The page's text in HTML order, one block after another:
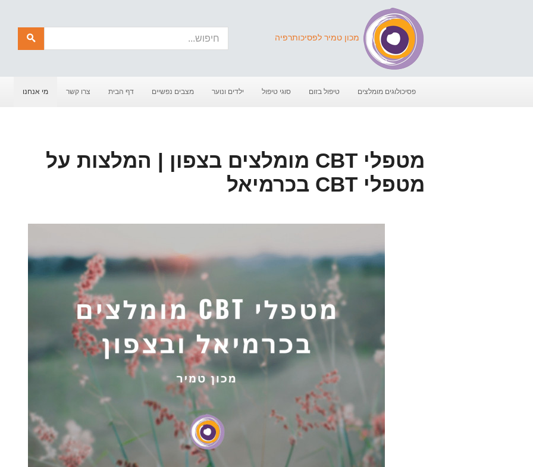
מכון טמיר לפסיכותרפיה
חיפוש
פסיכולוגים מומלצים טיפול בזום סוגי טיפול ילדים ונוער מצבים נפשיים דף הבית צרו קשר מי אנחנו
מטפלי CBT מומלצים בצפון | המלצות על
מטפלי CBT בכרמיאל